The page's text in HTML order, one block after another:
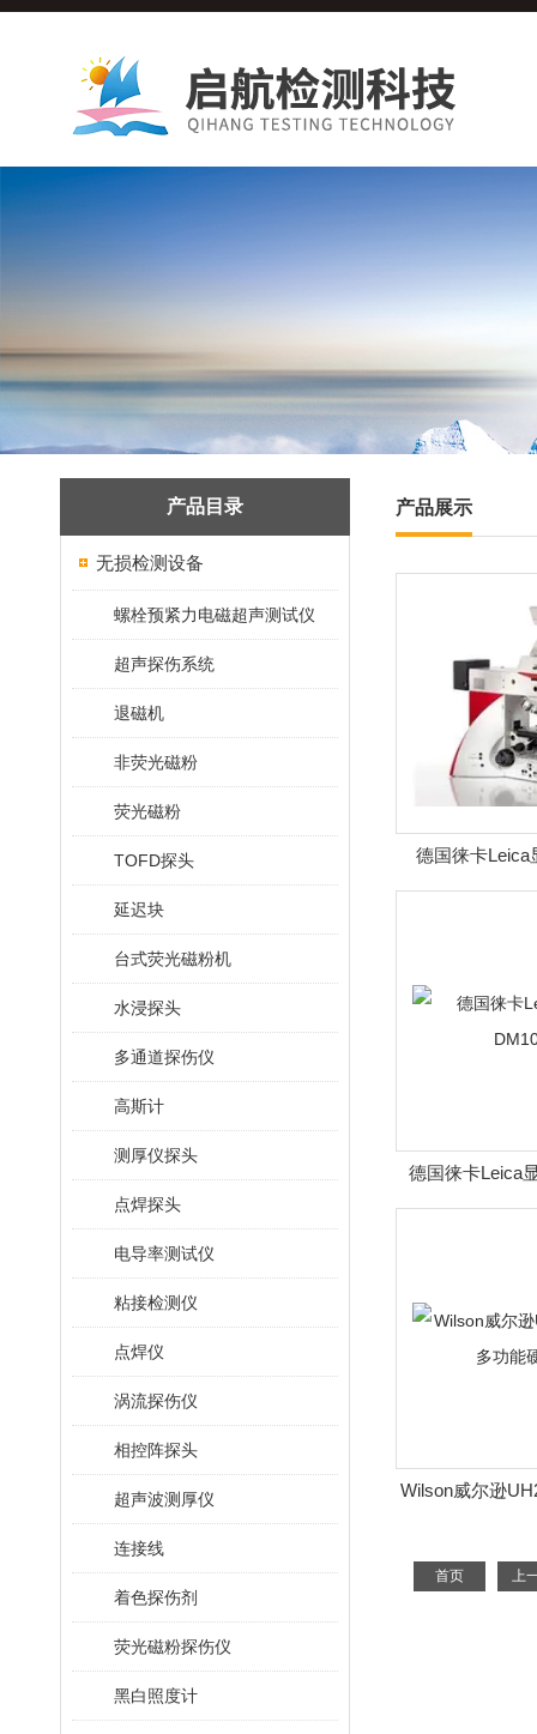
产品目录
无损检测设备
螺栓预紧力电磁超声测试仪
超声探伤系统
退磁机
非荧光磁粉
荧光磁粉
TOFD探头
延迟块
台式荧光磁粉机
水浸探头
多通道探伤仪
高斯计
测厚仪探头
点焊探头
电导率测试仪
粘接检测仪
点焊仪
涡流探伤仪
相控阵探头
超声波测厚仪
连接线
着色探伤剂
荧光磁粉探伤仪
黑白照度计
产品展示
德国徕卡Leica
德国徕卡Leica
Wilson威尔逊
首页 上